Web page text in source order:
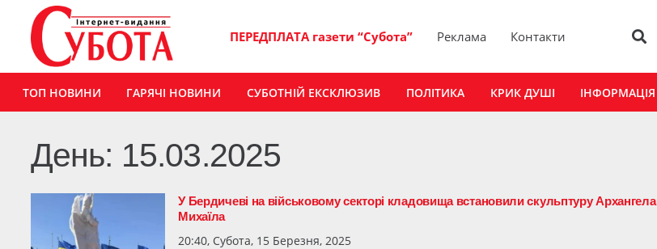
ПЕРЕДПЛАТА газети “Субота” Реклама Контакти
ТОП НОВИНИ ГАРЯЧІ НОВИНИ СУБОТНІЙ ЕКСКЛЮЗИВ ПОЛІТИКА КРИК ДУШІ ІНФОРМАЦІЯ
День: 15.03.2025
У Бердичеві на військовому секторі кладовища встановили скульптуру Архангела
Михаїла
20:40, Субота, 15 Березня, 2025